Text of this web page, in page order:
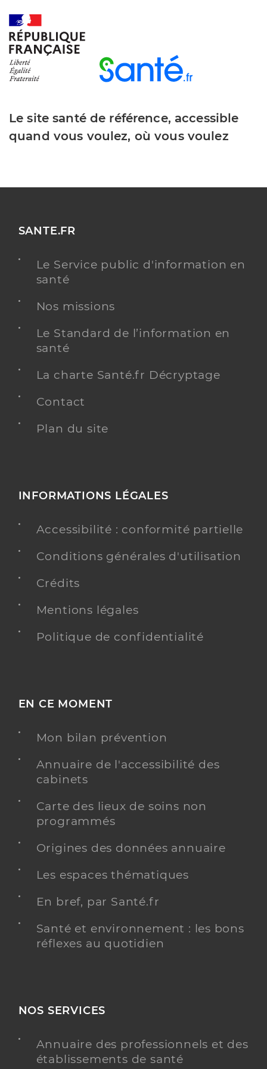
Le site santé de référence, accessible
quand vous voulez, où vous voulez
SANTE.FR
Le Service public d'information en
santé
Nos missions
Le Standard de l’information en
santé
La charte Santé.fr Décryptage
Contact
Plan du site
INFORMATIONS LÉGALES
Accessibilité : conformité partielle
Conditions générales d'utilisation
Crédits
Mentions légales
Politique de confidentialité
EN CE MOMENT
Mon bilan prévention
Annuaire de l'accessibilité des
cabinets
Carte des lieux de soins non
programmés
Origines des données annuaire
Les espaces thématiques
En bref, par Santé.fr
Santé et environnement : les bons
réflexes au quotidien
NOS SERVICES
Annuaire des professionnels et des
établissements de santé